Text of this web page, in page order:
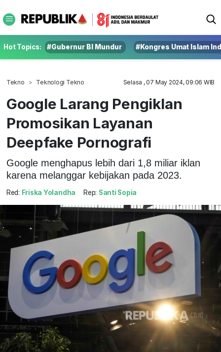
Hot Topics: #Gubernur BI Mundur #Kongres Umat Islam
Tekno Teknologi Tekno Selasa , 07 May 2024, 09:06 WIB
Google Larang Pengiklan
Promosikan Layanan
Deepfake Pornografi
Google menghapus lebih dari 1,8 miliar iklan
karena melanggar kebijakan pada 2023.
Red: Friska Yolandha Rep: Santi Sopia